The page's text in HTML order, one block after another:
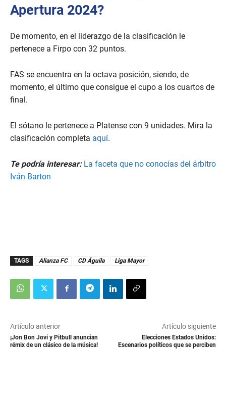
Apertura 2024?
De momento, en el liderazgo de la clasificación le
pertenece a Firpo con 32 puntos.
FAS se encuentra en la octava posición, siendo, de
momento, el último que consigue el cupo a los cuartos de
final.
El sótano le pertenece a Platense con 9 unidades. Mira la
clasificación completa aquí.
Te podría interesar: La faceta que no conocías del árbitro
Iván Barton
TAGS Alianza FC CD Águila Liga Mayor
Artículo anterior
¡Jon Bon Jovi y Pitbull anuncian
rémix de un clásico de la música!
Artículo siguiente
Elecciones Estados Unidos:
Escenarios políticos que se perciben